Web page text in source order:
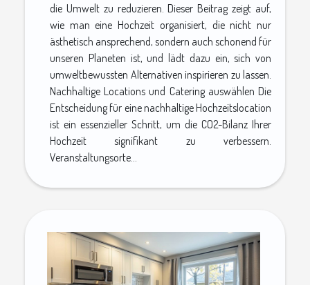
die Umwelt zu reduzieren. Dieser Beitrag zeigt auf,
wie man eine Hochzeit organisiert, die nicht nur
ästhetisch ansprechend, sondern auch schonend für
unseren Planeten ist, und lädt dazu ein, sich von
umweltbewussten Alternativen inspirieren zu lassen.
Nachhaltige Locations und Catering auswählen Die
Entscheidung für eine nachhaltige Hochzeitslocation
ist ein essenzieller Schritt, um die CO2-Bilanz Ihrer
Hochzeit signifikant zu verbessern.
Veranstaltungsorte...